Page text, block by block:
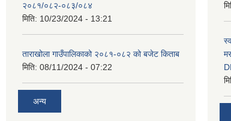
२०८१/०८२-०८३/०८४
मिति: 10/23/2024 - 13:21
ताराखोला गाउँपालिकाको २०८१-०८२ को बजेट किताब
मिति: 08/11/2024 - 07:22
अन्य